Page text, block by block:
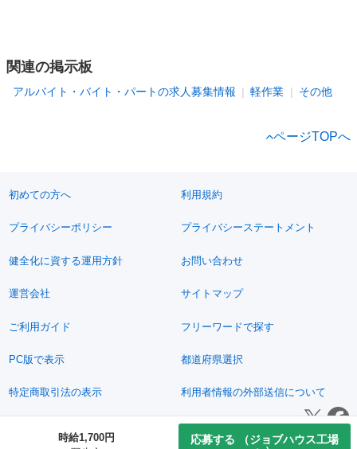
時給1,700円
応募する
（ジョブハウス工場
関連の掲示板
アルバイト・バイト・パートの求人募集情報 軽作業 その他
ページTOPへ
初めての方へ 利用規約
プライバシーポリシー プライバシーステートメント
健全化に資する運用方針 お問い合わせ
運営会社 サイトマップ
ご利用ガイド フリーワードで探す
PC版で表示 都道府県選択
特定商取引法の表示 利用者情報の外部送信について
© 2011-2026 Jimoty, Inc.